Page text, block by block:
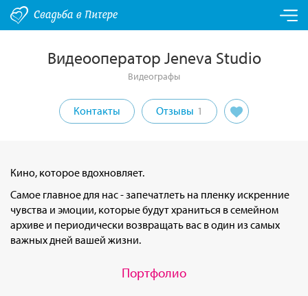
Видеооператор Jeneva Studio
Видеографы
Контакты Отзывы 1
Кино, которое вдохновляет.
Самое главное для нас - запечатлеть на пленку искренние
чувства и эмоции, которые будут храниться в семейном
архиве и периодически возвращать вас в один из самых
важных дней вашей жизни.
Портфолио